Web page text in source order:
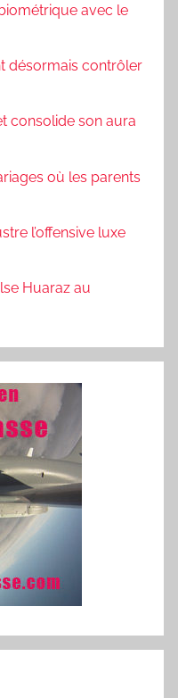
avec le
désormais contrôler
consolide son aura
où les parents
l’offensive luxe
Huaraz au